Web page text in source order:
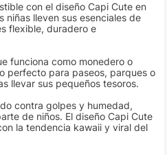
con el diseño Capi Cute en
niñas lleven sus esenciales de
flexible, duradero e
funciona como monedero o
perfecto para paseos, parques o
llevar sus pequeños tesoros.
contra golpes y humedad,
de niños. El diseño Capi Cute
la tendencia kawaii y viral del